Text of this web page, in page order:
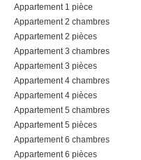
Appartement 1 pièce
Appartement 2 chambres
Appartement 2 pièces
Appartement 3 chambres
Appartement 3 pièces
Appartement 4 chambres
Appartement 4 pièces
Appartement 5 chambres
Appartement 5 pièces
Appartement 6 chambres
Appartement 6 pièces